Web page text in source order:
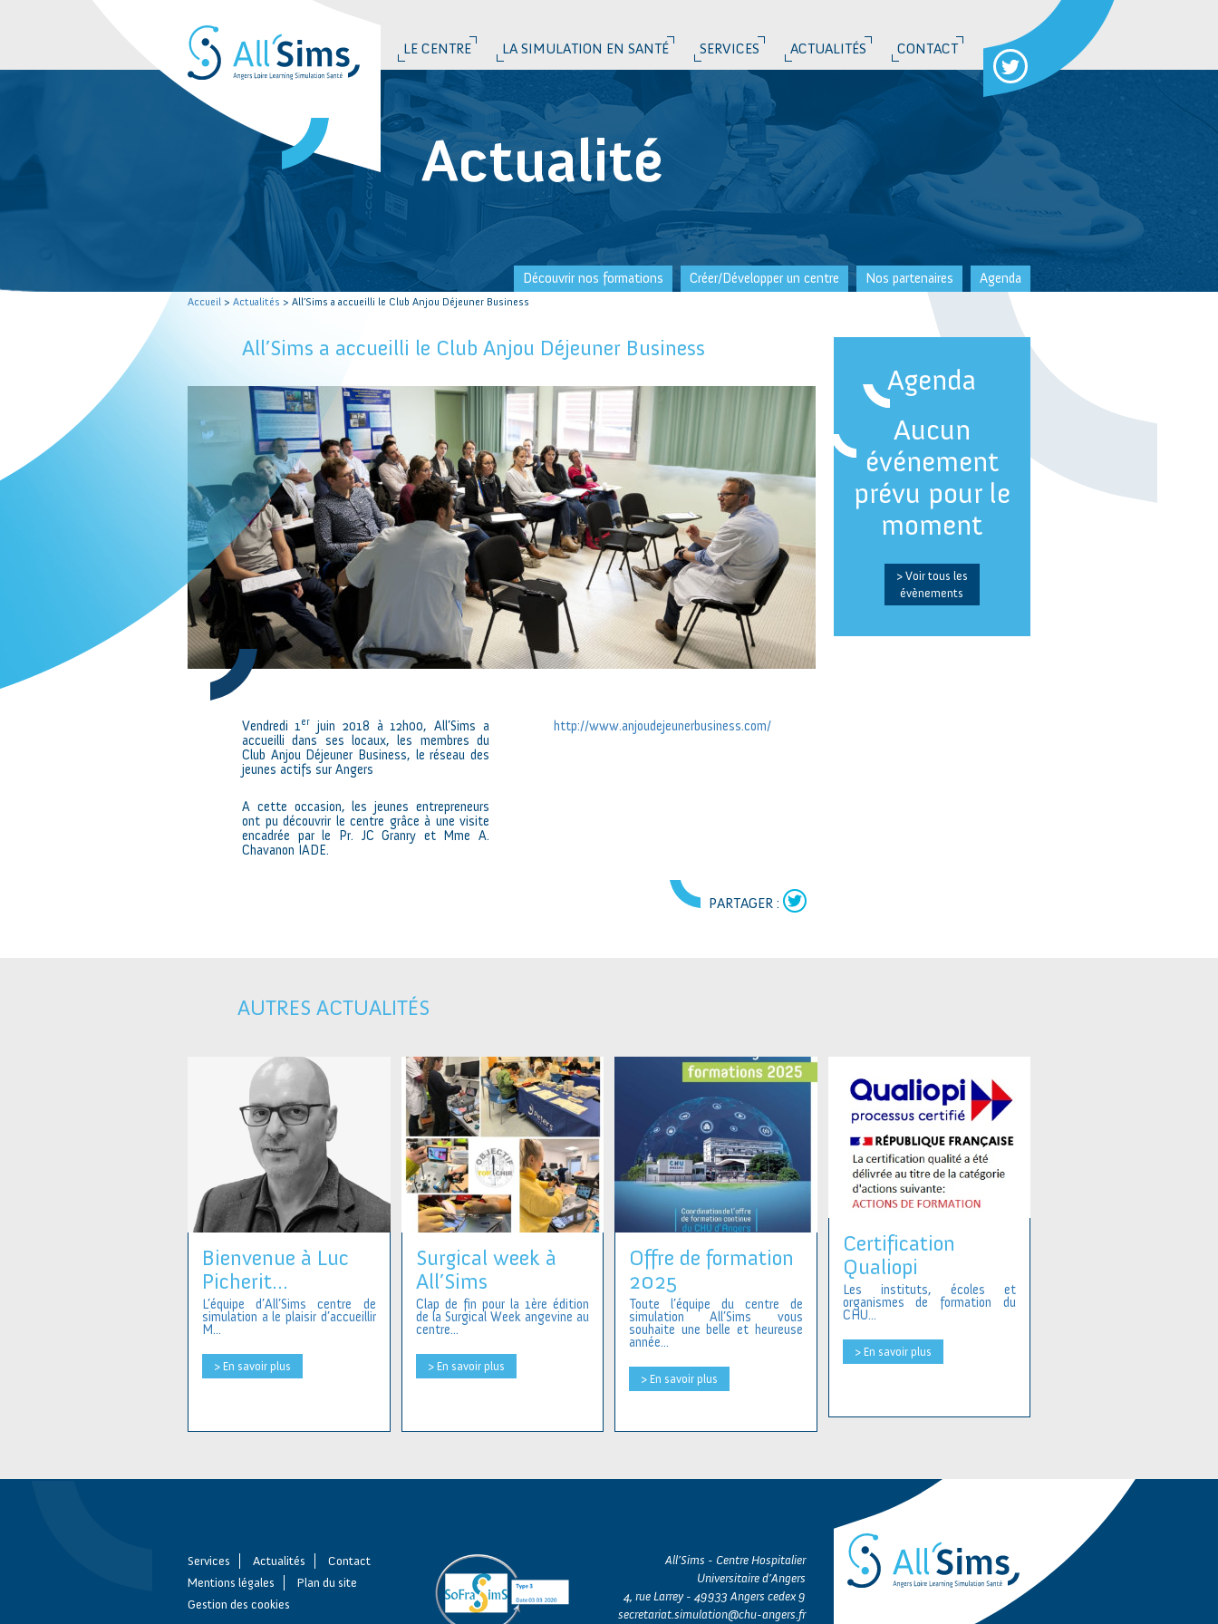
LE CENTRE LA SIMULATION EN SANTÉ SERVICES ACTUALITÉS CONTACT
Actualité
Découvrir nos formations Créer/Développer un centre Nos partenaires Agenda
Accueil > Actualités > All’Sims a accueilli le Club Anjou Déjeuner Business
All’Sims a accueilli le Club Anjou Déjeuner Business
Vendredi 1er
juin 2018 à 12h00, All’Sims a
accueilli dans ses locaux, les membres du
Club Anjou Déjeuner Business, le réseau des
jeunes actifs sur Angers
A cette occasion, les jeunes entrepreneurs
ont pu découvrir le centre grâce à une visite
encadrée par le Pr. JC Granry et Mme A.
Chavanon IADE.
http://www.anjoudejeunerbusiness.com/
PARTAGER :
Agenda
Aucun
événement
prévu pour le
moment
> Voir tous les
évènements
AUTRES ACTUALITÉS
Bienvenue à Luc
Picherit...
L’équipe d’All’Sims centre de
simulation a le plaisir d’accueillir
M...
> En savoir plus
Surgical week à
All’Sims
Clap de fin pour la 1ère édition
de la Surgical Week angevine au
centre...
> En savoir plus
Offre de formation
2025
Toute l’équipe du centre de
simulation All’Sims vous
souhaite une belle et heureuse
année...
> En savoir plus
Certification
Qualiopi
Les instituts, écoles et
organismes de formation du
CHU...
> En savoir plus
Services Actualités
Contact
Mentions légales
Plan du site
Gestion des cookies
All’Sims - Centre Hospitalier
Universitaire d’Angers
4, rue Larrey - 49933 Angers cedex 9
secretariat.simulation@chu-angers.fr